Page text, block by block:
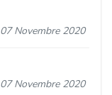
07 Novembre 2020
07 Novembre 2020